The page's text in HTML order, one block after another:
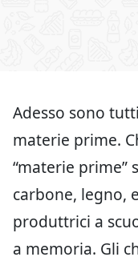
Adesso sono
materie prime.
“materie prime”
carbone, legno,
produttrici a
a memoria. Gli